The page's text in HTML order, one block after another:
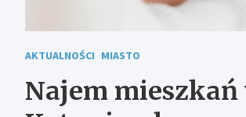
AKTUALNOŚCI MIASTO
Najem mieszkań